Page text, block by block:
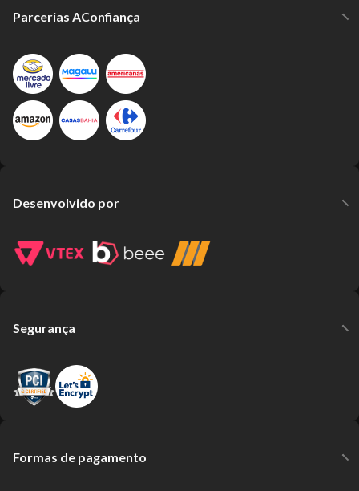
Parcerias AConfiança
Desenvolvido por
Segurança
Formas de pagamento